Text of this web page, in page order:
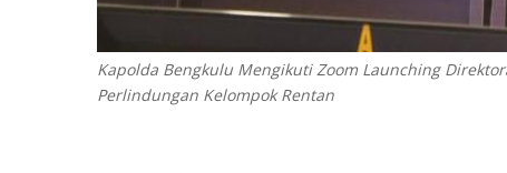
Kapolda Bengkulu Mengikuti Zoom Launching
Perlindungan Kelompok Rentan